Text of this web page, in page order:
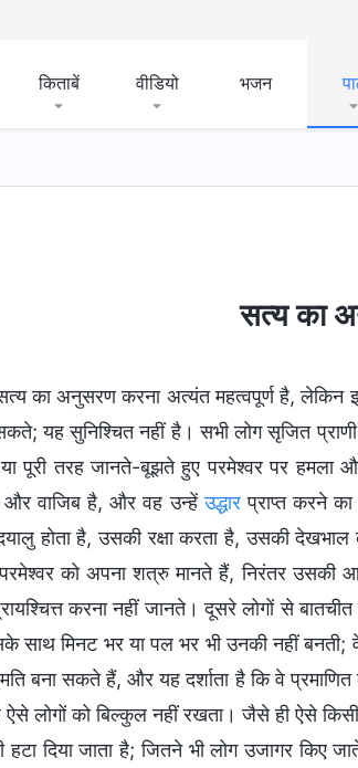
किताबें वीडियो भजन
सत्य का
का अनुसरण करना अत्यंत महत्वपूर्ण है,
यह सुनिश्चित नहीं है। सभी लोग सृजित
पूरी तरह जानते-बूझते हुए परमेश्वर पर हमला
और वाजिब है, और वह उन्हेंउद्धारप्राप्त करने का
होता है, उसकी रक्षा करता है, उसकी
को अपना शत्रु मानते हैं, निरंतर
करना नहीं जानते। दूसरे लोगों से
साथ मिनट भर या पल भर भी उनकी नहीं
बना सकते हैं, और यह दर्शाता है कि वे
लोगों को बिल्कुल नहीं रखता। जैसे ही ऐसे
हटा दिया जाता है; जितने भी लोग उजागर किए